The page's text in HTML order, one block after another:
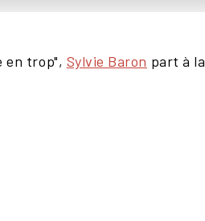
en trop", Sylvie Baron part à la